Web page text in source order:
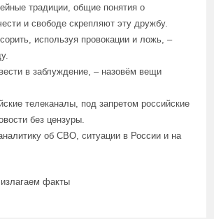
традиции, общие понятия о
и свободе скрепляют эту дружбу.
используя провокации и ложь, –
в заблуждение, – назовём вещи
телеканалы, под запретом российские
без цензуры.
об СВО, ситуации в России и на
факты